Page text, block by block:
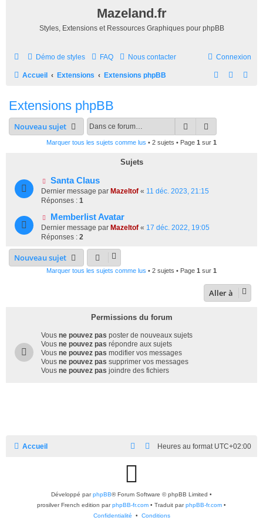
Mazeland.fr
Styles, Extensions et Ressources Graphiques pour phpBB
Démo de styles FAQ Nous contacter Connexion
Accueil Extensions Extensions phpBB
Extensions phpBB
Nouveau sujet Rechercher
Marquer tous les sujets comme lus • 2 sujets • Page 1 sur 1
Sujets
Santa Claus
Dernier message par Mazeltof « 11 déc. 2023, 21:15
Réponses : 1
Memberlist Avatar
Dernier message par Mazeltof « 17 déc. 2022, 19:05
Réponses : 2
Nouveau sujet
Marquer tous les sujets comme lus • 2 sujets • Page 1 sur 1
Aller à
Permissions du forum
Vous ne pouvez pas poster de nouveaux sujets
Vous ne pouvez pas répondre aux sujets
Vous ne pouvez pas modifier vos messages
Vous ne pouvez pas supprimer vos messages
Vous ne pouvez pas joindre des fichiers
Accueil Heures au format UTC+02:00
i
t
Développé parphpBB® Forum Software © phpBB Limited •
prosilver French edition parphpBB-fr.com • Traduit parphpBB-fr.com •
Confidentialité • Conditions